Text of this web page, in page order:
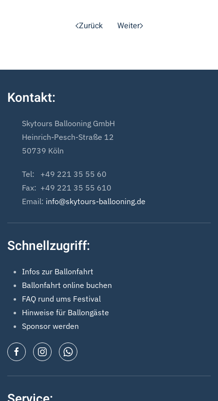
Zurück Weiter
Kontakt:
Skytours Ballooning GmbH
Heinrich-Pesch-Straße 12
50739 Köln
Tel: +49 221 35 55 60
Fax: +49 221 35 55 610
Email: info@skytours-ballooning.de
Schnellzugriff:
Infos zur Ballonfahrt
Ballonfahrt online buchen
FAQ rund ums Festival
Hinweise für Ballongäste
Sponsor werden